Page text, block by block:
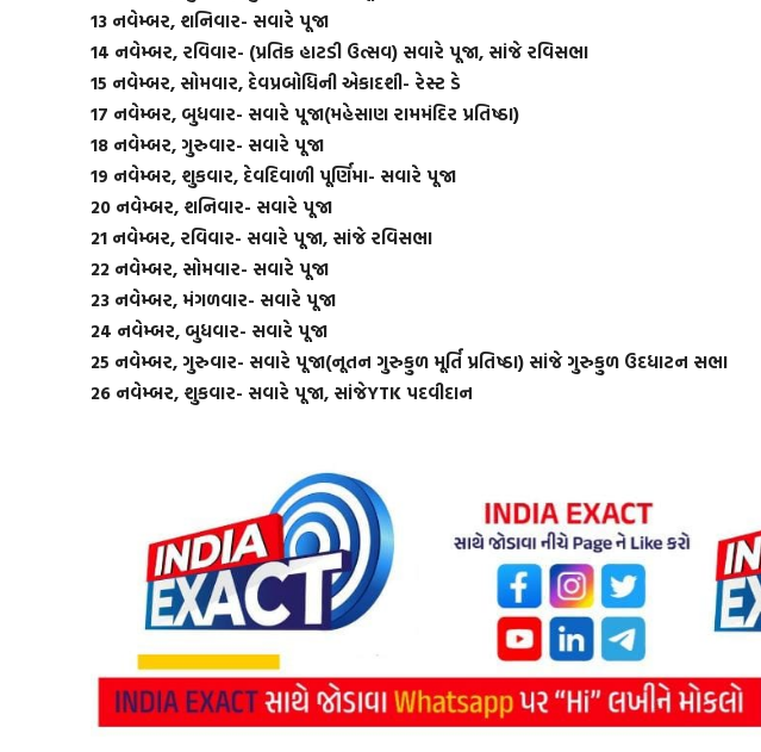
13 નવેમ્બર, શનિવાર- સવારે પૂજા
14 નવેમ્બર, રવિવાર- (પ્રતિક હાટડી ઉત્સવ) સવારે પૂજા, સાંજે રવિસભા
15 નવેમ્બર, સોમવાર, દેવપ્રબોધિની એકાદશી- રેસ્ટ ડે
17 નવેમ્બર, બુધવાર- સવારે પૂજા(મહેસાણ રામમંદિર પ્રતિષ્ઠા)
18 નવેમ્બર, ગુરુવાર- સવારે પૂજા
19 નવેમ્બર, શુકવાર, દેવદિવાળી પૂર્ણિમા- સવારે પૂજા
20 નવેમ્બર, શનિવાર- સવારે પૂજા
21 નવેમ્બર, રવિવાર- સવારે પૂજા, સાંજે રવિસભા
22 નવેમ્બર, સોમવાર- સવારે પૂજા
23 નવેમ્બર, મંગળવાર- સવારે પૂજા
24 નવેમ્બર, બુધવાર- સવારે પૂજા
25 નવેમ્બર, ગુરુવાર- સવારે પૂજા(નૂતન ગુરુકુળ મૂર્તિ પ્રતિષ્ઠા) સાંજે ગુરુકુળ ઉદધાટન સભા
26 નવેમ્બર, શુકવાર- સવારે પૂજા, સાંજેYTK પદવીદાન